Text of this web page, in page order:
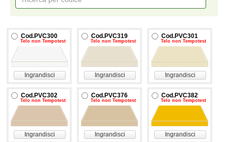
Cod.PVC300
Telo non Tempotest
Ingrandisci
Cod.PVC319
Telo non Tempotest
Ingrandisci
Cod.PVC301
Telo non Tempotest
Ingrandisci
Cod.PVC302
Telo non Tempotest
Ingrandisci
Cod.PVC376
Telo non Tempotest
Ingrandisci
Cod.PVC382
Telo non Tempotest
Ingrandisci